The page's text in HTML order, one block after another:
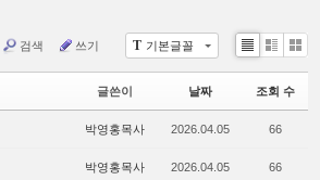
T 기본글꼴
검색 쓰기
Li
Zi
e
G
le
글쓴이 날짜 조회 수
박영홍목사 2026.04.05 66
박영홍목사 2026.04.05 66